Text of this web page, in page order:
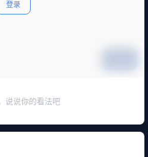
登录
说说你的看法吧